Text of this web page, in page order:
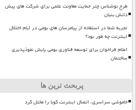
طرح نوشناس چتر حمایت معاونت علمی برای شرکت های پیش
دانش بنیان
تجربه شما در استفاده از پیامرسان های بومی در ایام اختلال
اینترنت چه طور بود؟
اعلام فراخوان برای توسعه فناوری بومی پایش نفوذپذیری
ساختمان
پربحث ترین ها
خاموشی سراسری، اتصال اینترنت کوبا را مختل کرد